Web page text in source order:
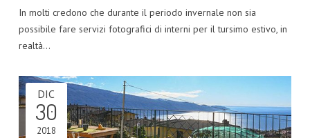
In molti credono che durante il periodo invernale non sia
possibile fare servizi fotografici di interni per il tursimo estivo, in
realtà…
DIC
30
2018